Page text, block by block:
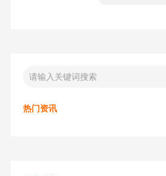
热门资讯